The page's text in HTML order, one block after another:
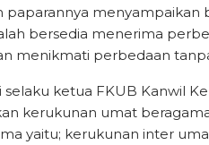
paparannya
bersedia menerima
menikmati perbedaan
ketua FKUB Kanwil
kerukunan umat
yaitu; kerukunan inter